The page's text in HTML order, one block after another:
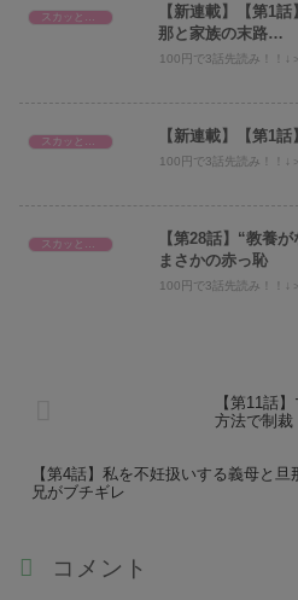
スカッとエピ
【新連載】【第1
那と家族の末路…
100円で3話先読み！！↓
スカッとエピ 【新連載】【第1
100円で3話先読み！！↓
【第28話】“教養
まさかの赤っ恥
100円で3話先読み！！↓
【第11話
方法で制裁
【第4話】私を不妊扱いする義母と旦
兄がブチギレ
コメント